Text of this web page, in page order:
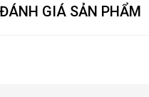
ĐÁNH GIÁ SẢN PHẨM